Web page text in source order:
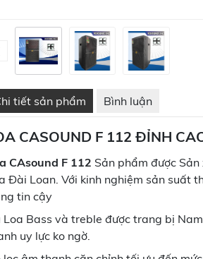
tiết sản phẩm Bình luận
CASOUND F 112 ĐỈNH
CAsound F 112 Sản phẩm được
Đài Loan. Với kinh nghiệm sản suất
tin cậy
Loa Bass và treble được trang bị
uy lực ko ngờ.